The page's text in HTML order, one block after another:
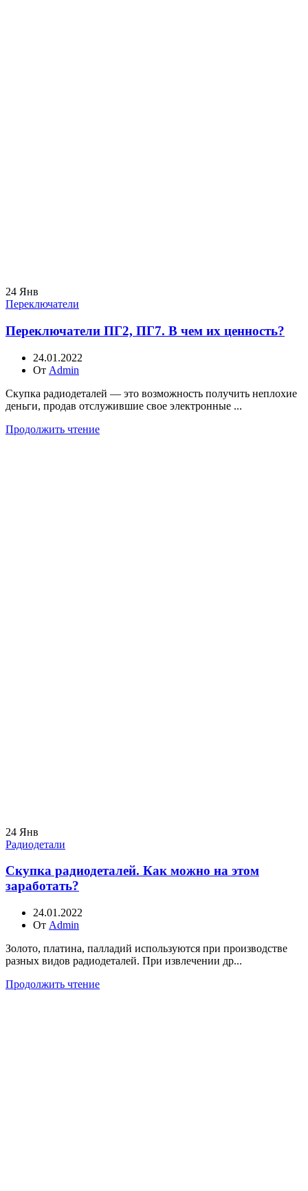
24 Янв
Переключатели
Переключатели ПГ2, ПГ7. В чем их ценность?
24.01.2022
От Admin
Скупка радиодеталей — это возможность получить неплохие
деньги, продав отслужившие свое электронные ...
Продолжить чтение
24 Янв
Радиодетали
Скупка радиодеталей. Как можно на этом
заработать?
24.01.2022
От Admin
Золото, платина, палладий используются при производстве
разных видов радиодеталей. При извлечении др...
Продолжить чтение